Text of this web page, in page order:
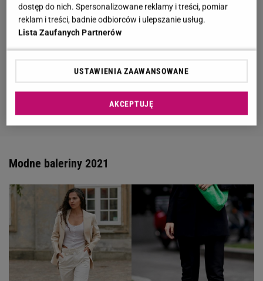
Modne baleriny 2021
dostęp do nich. Spersonalizowane reklamy i treści, pomiar
reklam i treści, badnie odbiorców i ulepszanie usług.
Lista Zaufanych Partnerów
USTAWIENIA ZAAWANSOWANE
AKCEPTUJĘ